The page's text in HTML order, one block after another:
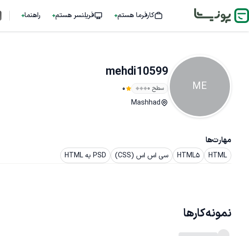
کارفرما هستم فریلنسر هستم راهنما
ME
mehdi10599
سطح ۰ 0
Mashhad
مهارت‌ها
HTML
HTML5 سی اس اس (CSS) PSD به HTML
نمونه‌کارها